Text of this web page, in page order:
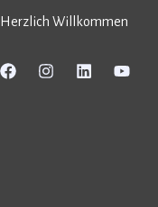
Herzlich Willkommen